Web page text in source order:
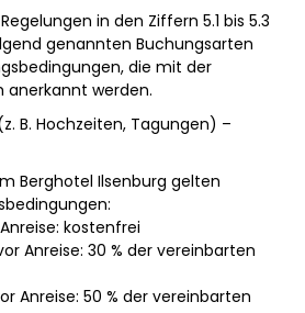
in den Ziffern 5.1 bis 5.3
genannten Buchungsarten
die mit der
anerkannt werden.
B. Hochzeiten, Tagungen) –
Berghotel Ilsenburg gelten
kostenfrei
Anreise: 30 % der vereinbarten
Anreise: 50 % der vereinbarten